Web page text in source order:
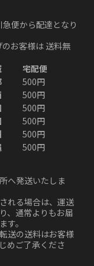
便から配達となり
お客様は 送料無
宅配便
500円
500円
500円
500円
500円
500円
へ発送いたしま
れる場合は、運送
、通常よりもお届
す。
送の送料はお客様
めご了承くださ